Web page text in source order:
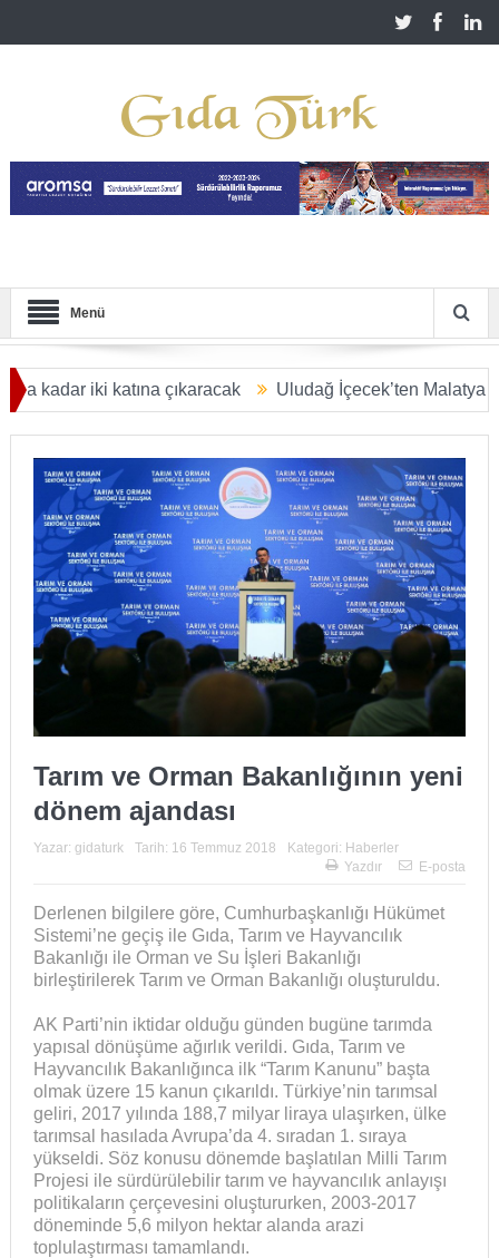
Menü
katına çıkaracak Uludağ İçecek’ten Malatya’ya 2,5
ULAŞACAK
Tarım ve Orman Bakanlığının yeni
dönem ajandası
Yazar: gidaturk Tarih: 16 Temmuz 2018 Kategori: Haberler
Yazdır
E-posta
Derlenen bilgilere göre, Cumhurbaşkanlığı Hükümet
Sistemi’ne geçiş ile Gıda, Tarım ve Hayvancılık
Bakanlığı ile Orman ve Su İşleri Bakanlığı
birleştirilerek Tarım ve Orman Bakanlığı oluşturuldu.
AK Parti’nin iktidar olduğu günden bugüne tarımda
yapısal dönüşüme ağırlık verildi. Gıda, Tarım ve
Hayvancılık Bakanlığınca ilk “Tarım Kanunu” başta
olmak üzere 15 kanun çıkarıldı. Türkiye’nin tarımsal
geliri, 2017 yılında 188,7 milyar liraya ulaşırken, ülke
tarımsal hasılada Avrupa’da 4. sıradan 1. sıraya
yükseldi. Söz konusu dönemde başlatılan Milli Tarım
Projesi ile sürdürülebilir tarım ve hayvancılık anlayışı
politikaların çerçevesini oluştururken, 2003-2017
döneminde 5,6 milyon hektar alanda arazi
toplulaştırması tamamlandı.